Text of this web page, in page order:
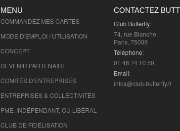
MENU
COMMANDEZ MES CARTES
MODE D'EMPLOI / UTILISATION
CONCEPT
DEVENIR PARTENAIRE
COMITÉS D'ENTREPRISES
ENTREPRISES & COLLECTIVITÉS
PME, INDÉPENDANT, OU LIBÉRAL
CLUB DE FIDÉLISATION
CONTACTEZ
Club Butterfly:
74, rue Blanche,
Paris, 75009
Téléphone:
01 48 74 10 50
Email:
infos@club-butterfly.fr